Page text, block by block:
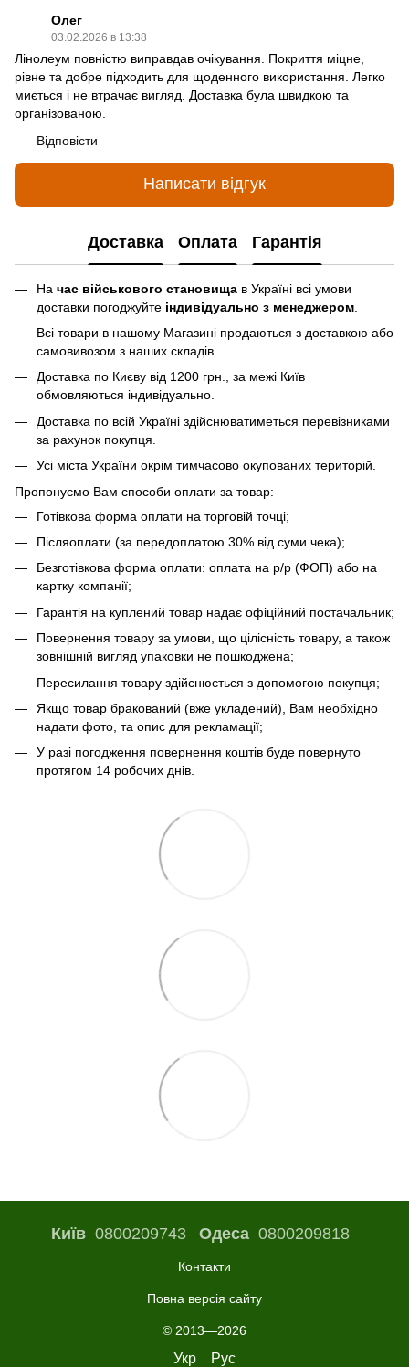
Олег
03.02.2026 в 13:38
Лінолеум повністю виправдав очікування. Покриття міцне,
рівне та добре підходить для щоденного використання. Легко
миється і не втрачає вигляд. Доставка була швидкою та
організованою.
Відповісти
Написати відгук
Доставка Оплата Гарантія
На час військового становища в Україні всі умови
доставки погоджуйте індивідуально з менеджером
Всі товари в нашому Магазині продаються з доставкою або
самовивозом з наших складів.
Доставка по Києву від 1200 грн., за межі Київ
обмовляються індивідуально.
Доставка по всій Україні здійснюватиметься перевізниками
за рахунок покупця.
Усі міста України окрім тимчасово окупованих територій.
Пропонуємо Вам способи оплати за товар:
Готівкова форма оплати на торговій точці;
Післяоплати (за передоплатою 30% від суми чека);
Безготівкова форма оплати: оплата на р/р (ФОП) або на
картку компанії;
Гарантія на куплений товар надає офіційний постачальник;
Повернення товару за умови, що цілісність товару, а також
зовнішній вигляд упаковки не пошкоджена;
Пересилання товару здійснюється з допомогою покупця;
Якщо товар бракований (вже укладений), Вам необхідно
надати фото, та опис для рекламації;
У разі погодження повернення коштів буде повернуто
протягом 14 робочих днів.
Київ0800209743 Одеса0800209818
Контакти
Повна версія сайту
© 2013—2026
Укр Рус